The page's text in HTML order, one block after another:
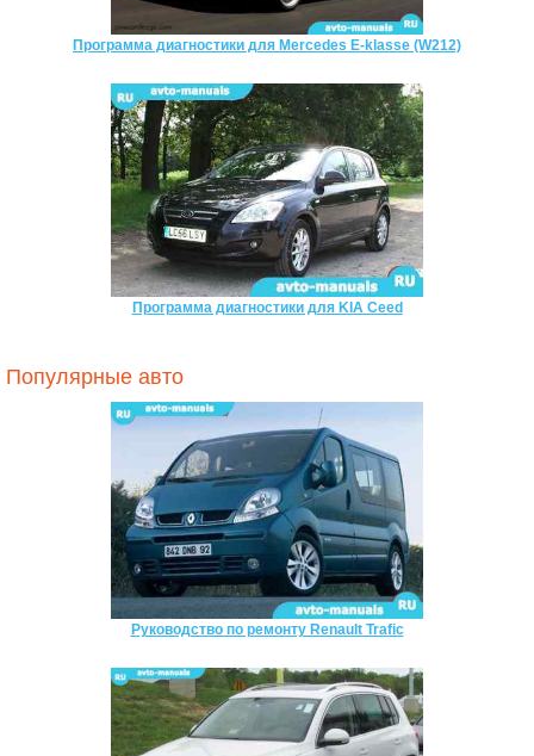
Программа диагностики для Mercedes E-klasse (W212)
Программа диагностики для KIA Ceed
Популярные авто
Руководство по ремонту Renault Trafic